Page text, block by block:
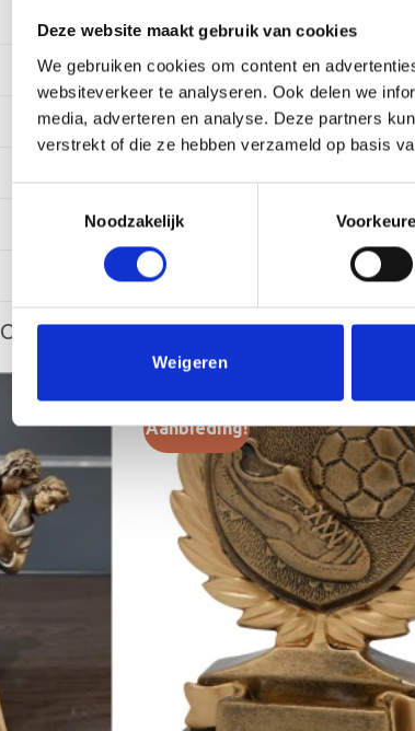
Deze website maakt gebruik van cookies
We gebruiken cookies om content en
websiteverkeer te analyseren. Ook delen we
media, adverteren en analyse. Deze partners
verstrekt of die ze hebben verzameld op basis
Noodzakelijk
Weigeren
Toevoegen
aan
verlanglijst
Aanbieding!